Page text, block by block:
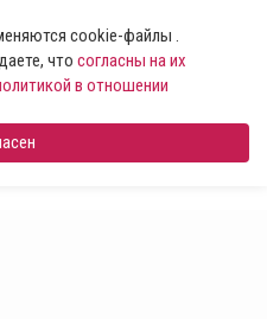
cookie-файлы .
что согласны на их
в отношении